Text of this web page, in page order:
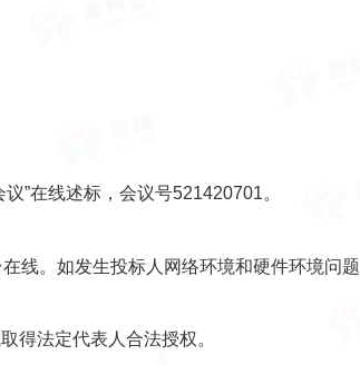
”在线述标，会议号521420701。
线。如发生投标人网络环境和硬件环境问题
得法定代表人合法授权。